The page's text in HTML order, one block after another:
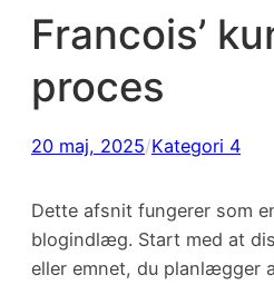
Francois’
proces
20 maj, 2025/Kategori 4
Dette afsnit fungerer som
blogindlæg. Start med at
eller emnet, du planlægger